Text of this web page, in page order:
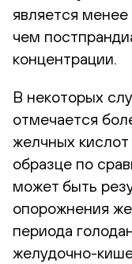
является
чем
концентрации.
В некоторых
отмечается
желчных
образце по
может быть
опорожнения
периода
желудочно-